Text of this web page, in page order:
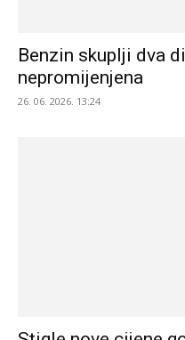
Benzin skuplji dva
nepromijenjena
26. 06. 2026. 13:24